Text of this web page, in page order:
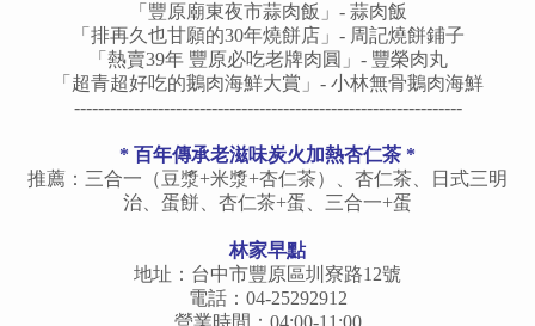
「 豐原廟東夜市蒜肉飯 」- 蒜肉飯
「排再久也甘願的30年燒餅店」- 周記燒餅鋪子
「熱賣39年 豐原必吃老牌肉圓」- 豐榮肉丸
「 超青超好吃的鵝肉海鮮大賞 」- 小林無骨鵝肉海鮮
-----------------------------------------------------------------
* 百年傳承老滋味炭火加熱杏仁茶 *
推薦：三合一（豆漿+米漿+杏仁茶）、杏仁茶、日式三明
治、蛋餅、杏仁茶+蛋、三合一+蛋
林家早點
地址：台中市豐原區圳寮路12號
電話：04-25292912
營業時間：04:00-11:00